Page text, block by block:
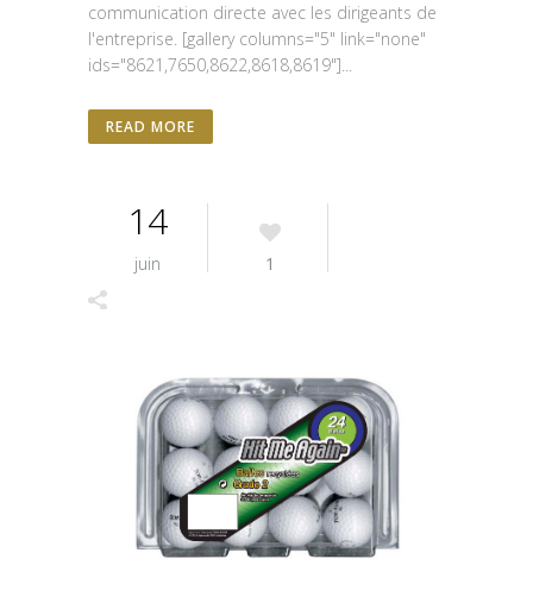
communication directe avec les dirigeants de
l'entreprise. [gallery columns="5" link="none"
ids="8621,7650,8622,8618,8619"]...
READ MORE
14
juin 1